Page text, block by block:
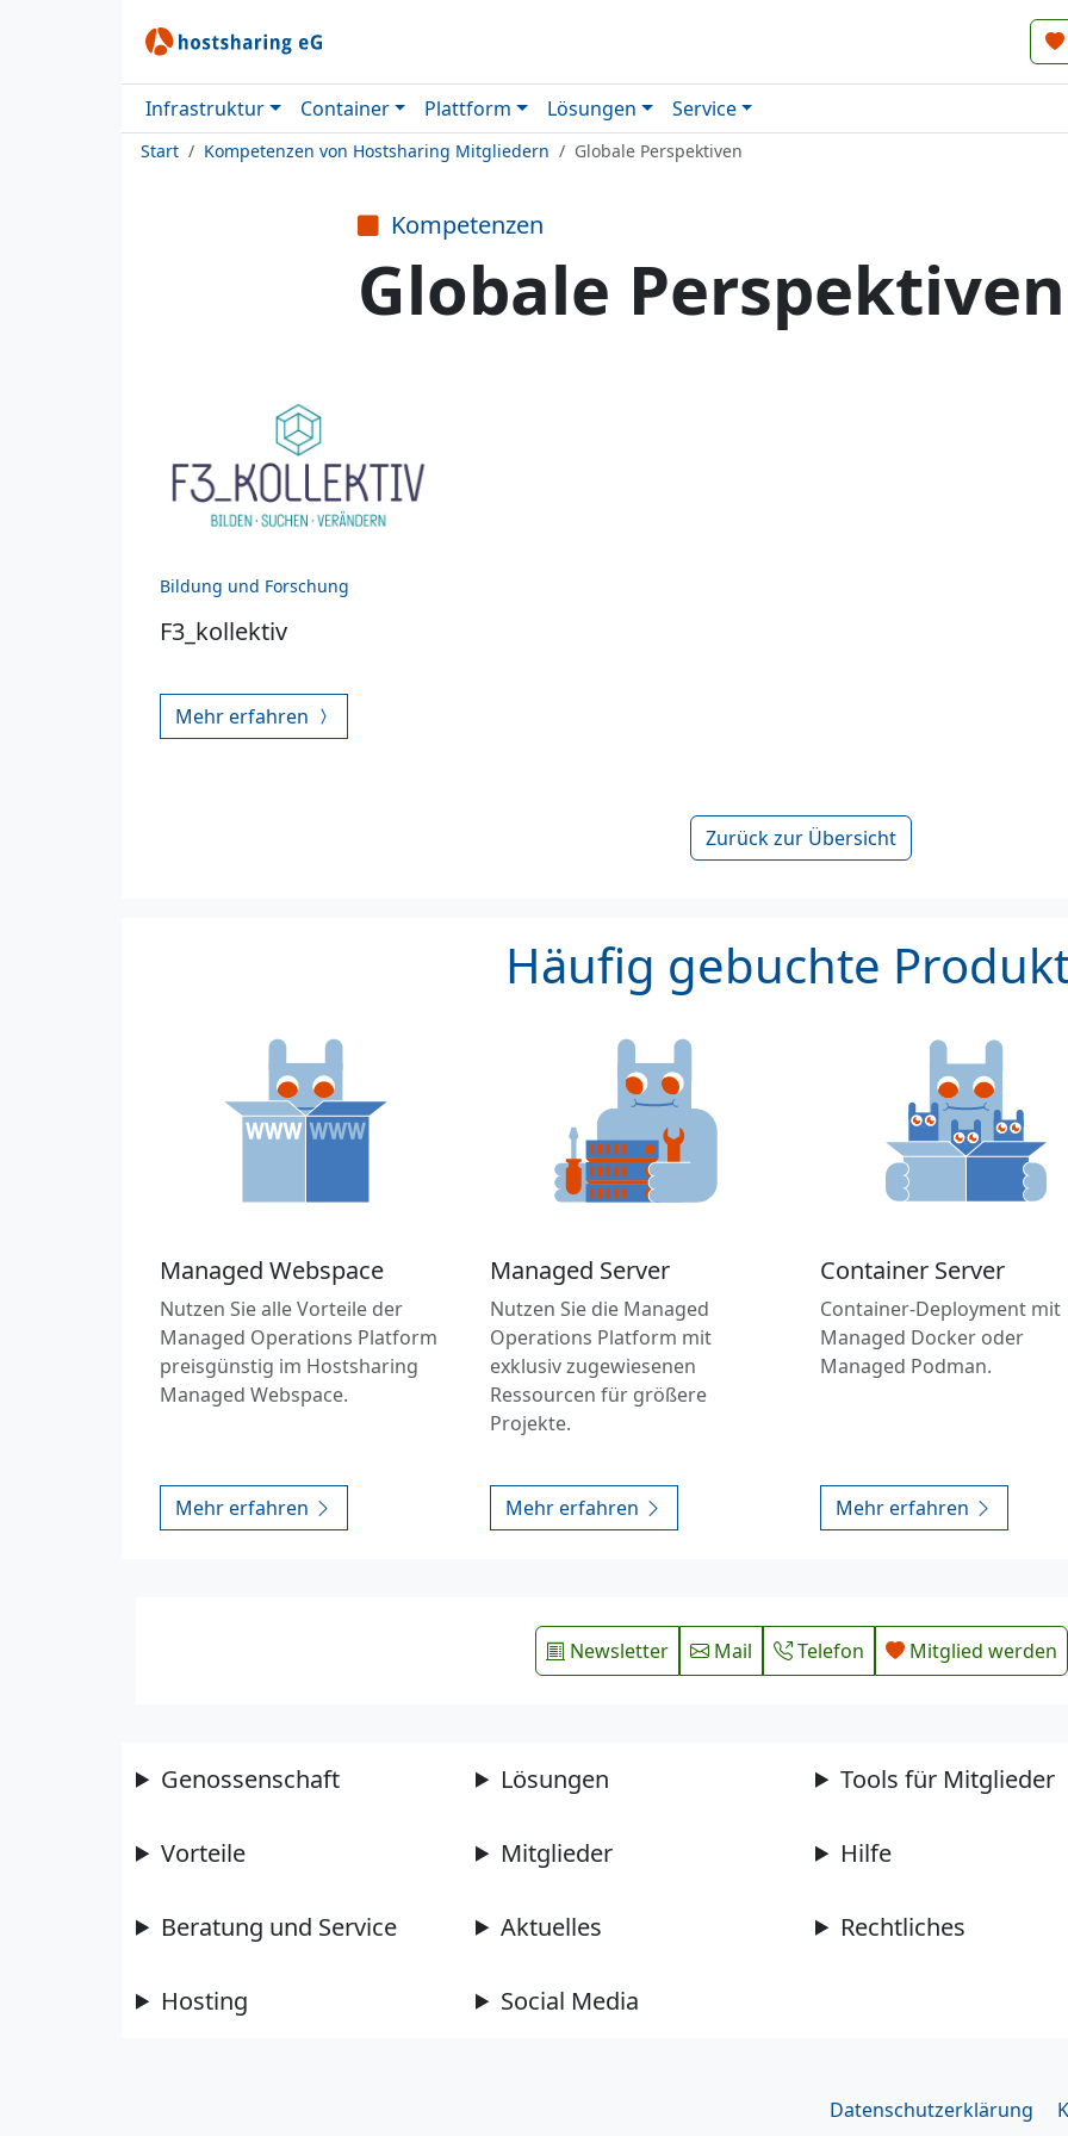
Infrastruktur Container Plattform Lösungen Service
Start Kompetenzen von Hostsharing Mitgliedern Globale Perspektiven
Kompetenzen
Globale Perspektiven
Bildung und Forschung
F3_kollektiv
Mehr erfahren
Zurück zur Übersicht
Häufig gebuchte
Managed Webspace
Nutzen Sie alle Vorteile der
Managed Operations Platform
preisgünstig im Hostsharing
Managed Webspace.
Mehr erfahren
Managed Server
Nutzen Sie die Managed
Operations Platform mit
exklusiv zugewiesenen
Ressourcen für größere
Projekte.
Mehr erfahren
Container Server
Container-Deployment mit
Managed Docker oder
Managed Podman.
Mehr erfahren
Newsletter Mail Telefon Mitglied werden
Genossenschaft
Vorteile
Beratung und Service
Hosting
Lösungen
Mitglieder
Aktuelles
Social Media
Tools für Mitglieder
Hilfe
Rechtliches
Datenschutzerklärung